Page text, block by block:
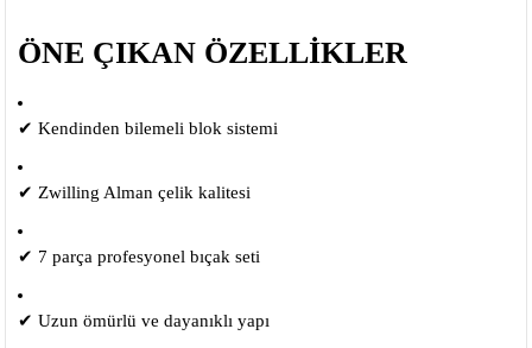
ÖNE ÇIKAN ÖZELLİKLER
✔ Kendinden bilemeli blok sistemi
✔ Zwilling Alman çelik kalitesi
✔ 7 parça profesyonel bıçak seti
✔ Uzun ömürlü ve dayanıklı yapı